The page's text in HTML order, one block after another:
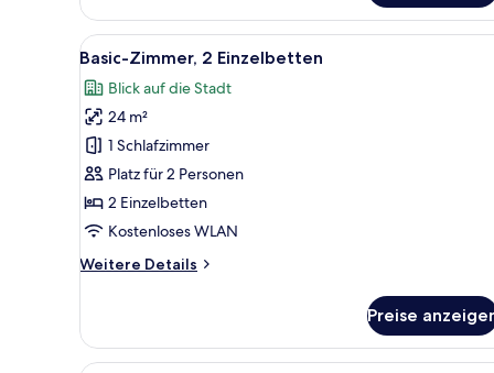
Betten,
Verbindungszimmer
Alle
Fotos
für
Basic-
Zimmer,
2 Einzelbetten
anzeigen
Ein Hotelzimmer mit Bett,
7
Basic-Zimmer, 2 Einzelbetten
Blick auf die Stadt
24 m²
1 Schlafzimmer
Platz für 2 Personen
2 Einzelbetten
Kostenloses WLAN
Weitere Details
Weitere
Zimmer,
2 Einzelbetten
Preise